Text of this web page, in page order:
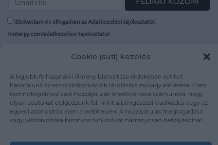
Cookie (süti) kezelés
A legjobb felhasználói élmény biztosítása érdekében sütiket
használunk az eszközinformációk tárolására és/vagy elérésére. Ezen
technológiákhoz való hozzájárulás lehetővé teszi számunkra, hogy
olyan adatokat dolgozzunk fel, mint a böngészési viselkedés vagy az
egyedi azonosítók ezen a webhelyen. A hozzájárulás megtagadása
vagy visszavonása bizonyos funkciókat hátrányosan befolyásolhat.
Elolvastam és elfogadom az Adatkezelési tájékoztatót:
mutargy.com/adatkezelesi-tajekoztato/
Karrier
Kapcsolat
Áraink
Adatvédelem
Impresszum